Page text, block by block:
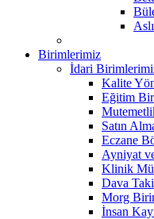
Birimlerimiz
İdari
Kalite
Eğitim
Satın
Eczane
Ayniyat
Klinik
Dava
Morg
İnsan